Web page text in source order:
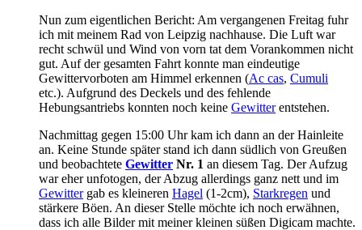
Nun zum eigentlichen Bericht: Am vergangenen Freitag fuhr
ich mit meinem Rad von Leipzig nachhause. Die Luft war
recht schwül und Wind von vorn tat dem Vorankommen nicht
gut. Auf der gesamten Fahrt konnte man eindeutige
Gewittervorboten am Himmel erkennen (Ac cas, Cumuli
etc.). Aufgrund des Deckels und des fehlende
Hebungsantriebs konnten noch keine Gewitterentstehen.
Nachmittag gegen 15:00 Uhr kam ich dann an der Hainleite
an. Keine Stunde später stand ich dann südlich von Greußen
und beobachtete Gewitter Nr. 1 an diesem Tag. Der Aufzug
war eher unfotogen, der Abzug allerdings ganz nett und im
Gewittergab es kleineren Hagel (1-2cm), Starkregen und
stärkere Böen. An dieser Stelle möchte ich noch erwähnen,
dass ich alle Bilder mit meiner kleinen süßen Digicam machte.